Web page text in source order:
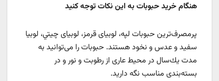
هنگام خرید ﺣﺒﻮﺑﺎت به این نکات توجه کنید
ﭘﺮﻣﺼﺮفﺗﺮﻳﻦ ﺣﺒﻮﺑﺎت ﻟﭙﻪ، ﻟﻮﺑﻴﺎی ﻗﺮﻣﺰ، ﻟﻮﺑﻴﺎی ﭼﻴﺘﻲ، ﻟﻮﺑﻴﺎ
ﺳﻔﻴﺪ و ﻋﺪس و نخود هستند. ﺣﺒﻮﺑﺎت را می‌توانید ﺑﻪ
ﻣﺪت ﻳﻚﺳﺎل در ﻣﺤﻴﻂ ﻋﺎری از رﻃﻮﺑﺖ و ﻧﻮر و در
ﺑﺴﺘﻪﺑﻨﺪی مناسب نگه دارید.